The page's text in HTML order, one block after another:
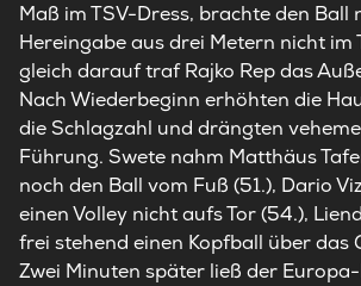
Maß im TSV-Dress, brachte den
Hereingabe aus drei Metern nicht im
gleich darauf traf Rajko Rep das
Nach Wiederbeginn erhöhten die
die Schlagzahl und drängten
Führung. Swete nahm Matthäus
noch den Ball vom Fuß (51.), Dario
einen Volley nicht aufs Tor (54.),
frei stehend einen Kopfball über das
Zwei Minuten später ließ der